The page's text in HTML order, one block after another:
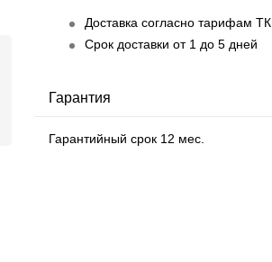
Доставка согласно тарифам ТК
Срок доставки от 1 до 5 дней
Гарантия
Гарантийный срок 12 мес.